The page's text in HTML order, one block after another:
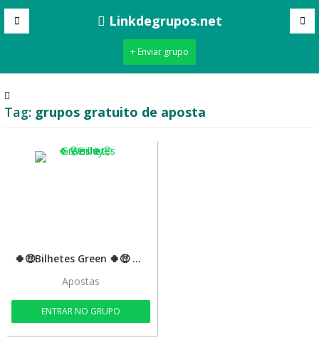
Linkdegrupos.net
+ Enviar grupo
Tag: grupos gratuito de aposta
🍀🤑Bilhetes Green 🍀🤑 Wesley
Apostas
ENTRAR NO GRUPO